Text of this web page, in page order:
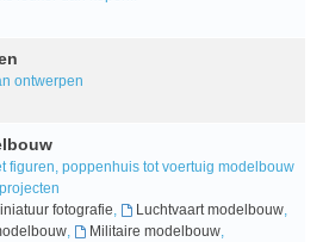
ontwerpen
figuren, poppenhuis tot voertuig modelbouw
fotografie, Luchtvaart modelbouw,
, Militaire modelbouw,